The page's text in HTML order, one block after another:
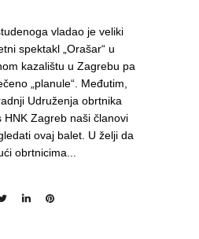
vladao je veliki
spektakl „Orašar“ u
kazalištu u Zagrebu pa
„planule“. Međutim,
Udruženja obrtnika
Zagreb naši članovi
ovaj balet. U želji da
obrtnicima...